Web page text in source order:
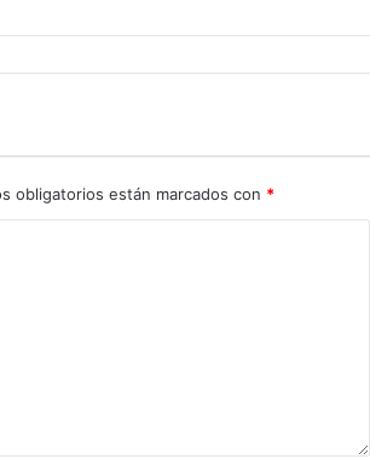
obligatorios están marcados con *